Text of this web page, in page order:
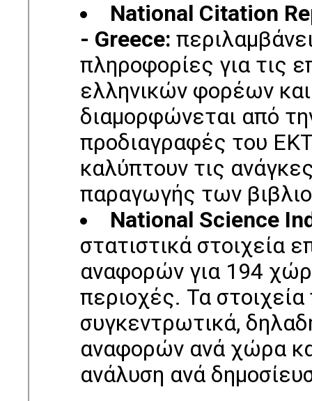
National Citation
- Greece:
πληροφορίες για τις
ελληνικών φορέων
διαμορφώνεται από
προδιαγραφές του
καλύπτουν τις
παραγωγής των
National Science
στατιστικά στοιχεία
αναφορών για 194
περιοχές. Τα στοιχεία
συγκεντρωτικά,
αναφορών ανά χώρα
ανάλυση ανά